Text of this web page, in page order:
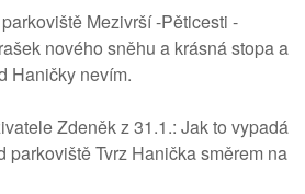
Mezivrší -Pěticesti -
nového sněhu a krásná stopa a
Haničky nevím.
Zdeněk z 31.1.: Jak to vypadá
parkoviště Tvrz Hanička směrem na